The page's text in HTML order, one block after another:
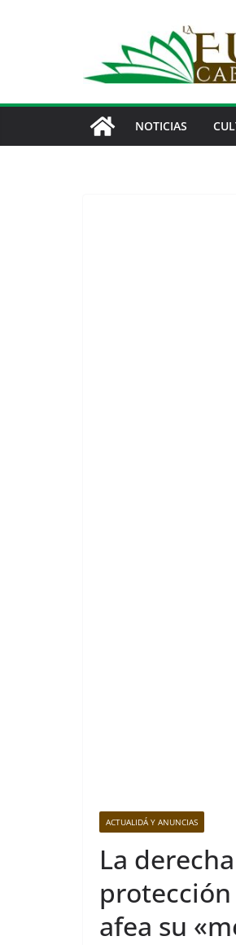
NOTICIAS
ACTUALIDÁ Y ANUNCIAS
La
protección
afea su